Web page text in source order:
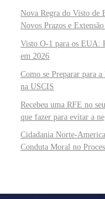
Nova Regra do Visto de
Novos Prazos e
Visto O-1 para os EUA:
em 2026
Como se Preparar para
na USCIS
Recebeu uma RFE no
que fazer para evitar a
Cidadania Norte-
Conduta Moral no